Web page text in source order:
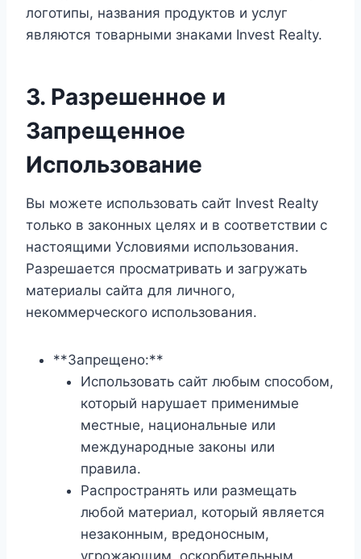
логотипы, названия продуктов и услуг
являются товарными знаками Invest Realty.
3. Разрешенное и
Запрещенное
Использование
Вы можете использовать сайт Invest Realty
только в законных целях и в соответствии с
настоящими Условиями использования.
Разрешается просматривать и загружать
материалы сайта для личного,
некоммерческого использования.
**Запрещено:**
Использовать сайт любым способом,
который нарушает применимые
местные, национальные или
международные законы или
правила.
Распространять или размещать
любой материал, который является
незаконным, вредоносным,
угрожающим, оскорбительным,